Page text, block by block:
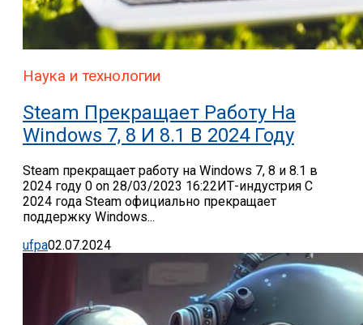
Наука и технологии
Steam Прекращает Работу На
Windows 7, 8 И 8.1 В 2024 Году
Steam прекращает работу на Windows 7, 8 и 8.1 в
2024 году 0 on 28/03/2023 16:22ИТ-индустрия С
2024 года Steam официально прекращает
поддержку Windows...
ufpa02.07.2024